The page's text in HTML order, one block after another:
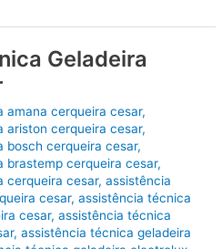
Geladeira
amana cerqueira cesar,
ariston cerqueira cesar,
bosch cerqueira cesar,
brastemp cerqueira cesar,
cerqueira cesar,assistência
cesar,assistência técnica
cesar,assistência técnica
,assistência técnica geladeira